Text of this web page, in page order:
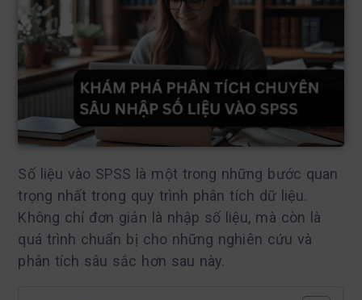
Số liệu vào SPSS là một trong những bước quan
trọng nhất trong quy trình phân tích dữ liệu.
Không chỉ đơn giản là nhập số liệu, mà còn là
quá trình chuẩn bị cho những nghiên cứu và
phân tích sâu sắc hơn sau này.